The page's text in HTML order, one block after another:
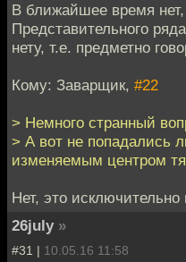
В ближайшее время нет,
Представительного
нету, т.е. предметно
Кому: Заварщик, #22
> Немного странный
> А вот не попадались
изменяемым центром
Нет, это исключительно
26july »
#31 | 10.05.16 11:58